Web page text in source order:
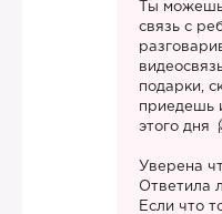
Ты
связь с
подарки,
приедешь
этого дня
Уверена
Ответила
Если что